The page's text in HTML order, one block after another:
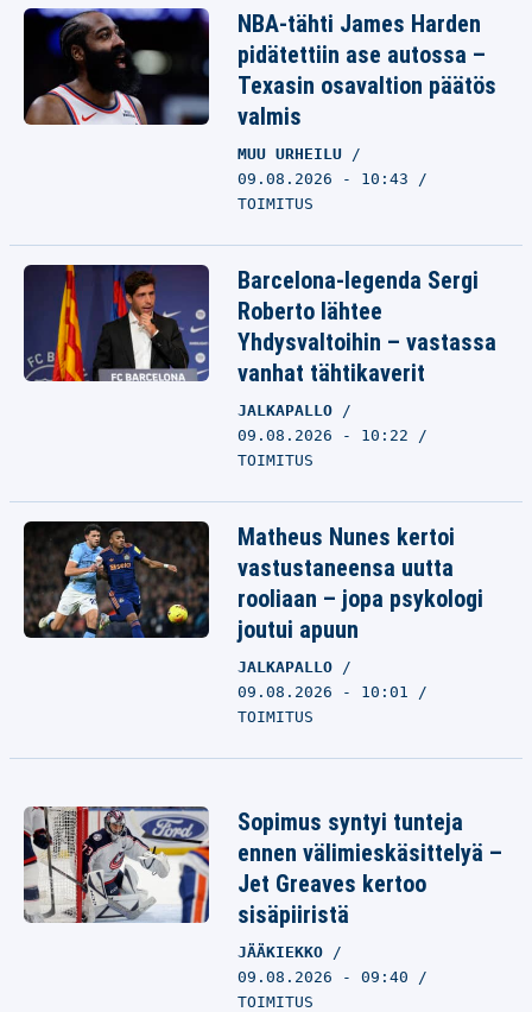
NBA-tähti James Harden
pidätettiin ase autossa –
Texasin osavaltion päätös
valmis
MUU URHEILU
09.08.2026 - 10:43
TOIMITUS
Barcelona-legenda Sergi
Roberto lähtee
Yhdysvaltoihin – vastassa
vanhat tähtikaverit
JALKAPALLO
09.08.2026 - 10:22
TOIMITUS
Matheus Nunes kertoi
vastustaneensa uutta
rooliaan – jopa psykologi
joutui apuun
JALKAPALLO
09.08.2026 - 10:01
TOIMITUS
Sopimus syntyi tunteja
ennen välimieskäsittelyä –
Jet Greaves kertoo
sisäpiiristä
JÄÄKIEKKO
09.08.2026 - 09:40
TOIMITUS